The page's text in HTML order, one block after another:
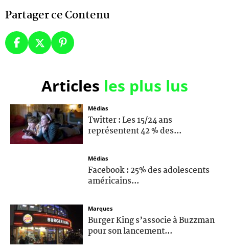
Partager ce Contenu
Articles les plus lus
Médias
Twitter : Les 15/24 ans
représentent 42 % des...
Médias
Facebook : 25% des adolescents
américains...
Marques
Burger King s’associe à Buzzman
pour son lancement...